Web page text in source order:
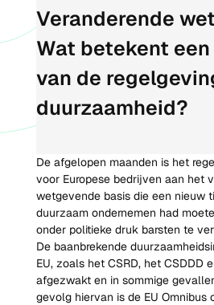
Veranderende
Wat betekent
van de
duurzaamheid?
De afgelopen maanden is het
voor Europese bedrijven aan het
wetgevende basis die een nieuw
duurzaam ondernemen had
onder politieke druk barsten te
De baanbrekende
EU, zoals het CSRD, het CSDDD
afgezwakt en in sommige
gevolg hiervan is de EU Omnibus